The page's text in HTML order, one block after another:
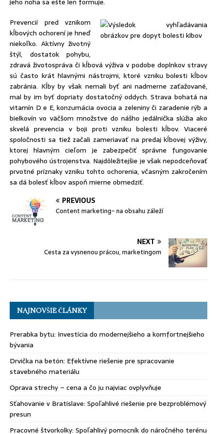
Prevencií pred vznikom
kĺbových ochorení je hneď
niekoľko. Aktívny životný
štýl, dostatok pohybu,
zdravá životospráva či kĺbová výživa v podobe doplnkov stravy
sú často krát hlavnými nástrojmi, ktoré vzniku bolesti kĺbov
zabránia. Kĺby by však nemali byť ani nadmerne zaťažované,
mal by im byť dopriaty dostatočný oddych. Strava bohatá na
vitamín D e E, konzumácia ovocia a zeleniny či zaradenie rýb a
bielkovín vo väčšom množstve do nášho jedálnička slúžia ako
skvelá prevencia v boji proti vzniku bolesti kĺbov. Viaceré
spoločnosti sa tiež začali zameriavať na predaj kĺbovej výživy,
ktorej hlavným cieľom je zabezpečiť správne fungovanie
pohybového ústrojenstva. Najdôležitejšie je však nepodceňovať
prvotné príznaky vzniku tohto ochorenia, včasným zakročením
sa dá bolesť kĺbov aspoň mierne obmedziť.
PREVIOUS
Content marketing- na obsahu záleží
NEXT
Cesta za vysnenou prácou, marketingom
NAJNOVŠIE ČLÁNKY
Prerabka bytu: Investícia do modernejšieho a komfortnejšieho
bývania
Drvička na betón: Efektívne riešenie pre spracovanie
stavebného materiálu
Oprava strechy – cena a čo ju najviac ovplyvňuje
Sťahovanie v Bratislave: Spoľahlivé riešenie pre bezproblémový
presun
Pracovné štvorkolky: Spoľahlivý pomocník do náročného terénu